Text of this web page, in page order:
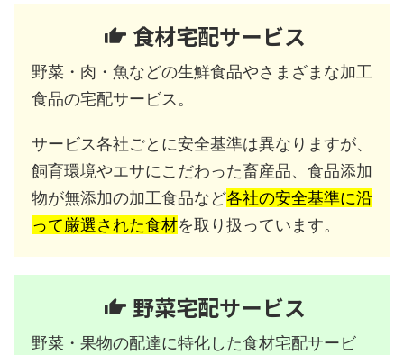
食材宅配サービス
野菜・肉・魚などの生鮮食品やさまざまな加工
食品の宅配サービス。
サービス各社ごとに安全基準は異なりますが、
飼育環境やエサにこだわった畜産品、食品添加
物が無添加の加工食品など各社の安全基準に沿
って厳選された食材を取り扱っています。
野菜宅配サービス
野菜・果物の配達に特化した食材宅配サービ